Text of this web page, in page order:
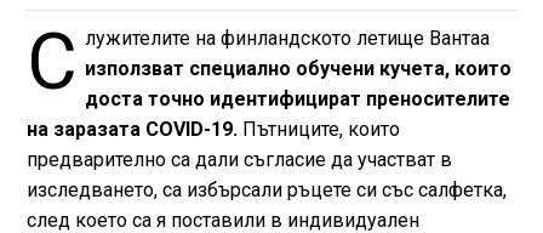
С лужителите на финландското летище Вантаа
използват специално обучени кучета, които
доста точно идентифицират преносителите
на заразата COVID-19.Пътниците, които
предварително са дали съгласие да участват в
изследването, са избърсали ръцете си със салфетка,
след което са я поставили в индивидуален